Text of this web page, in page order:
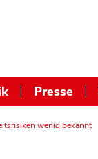
Presse
wenig bekannt